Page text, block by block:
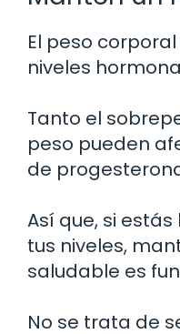
El peso
niveles
Tanto el
peso pueden
de
Así que, si
tus niveles,
saludable es
No se trata de